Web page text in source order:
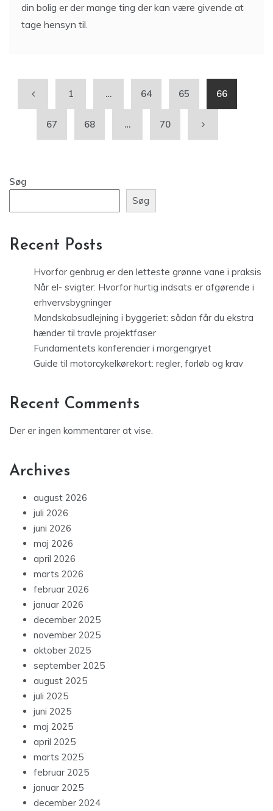
din bolig er der mange ting der kan være givende at
tage hensyn til.
1 … 64 65 66
67 68 … 70
Søg
Søg
Recent Posts
Hvorfor genbrug er den letteste grønne vane i praksis
Når el- svigter: Hvorfor hurtig indsats er afgørende i
erhvervsbygninger
Mandskabsudlejning i byggeriet: sådan får du ekstra
hænder til travle projektfaser
Fundamentets konferencier i morgengryet
Guide til motorcykelkørekort: regler, forløb og krav
Recent Comments
Der er ingen kommentarer at vise.
Archives
august 2026
juli 2026
juni 2026
maj 2026
april 2026
marts 2026
februar 2026
januar 2026
december 2025
november 2025
oktober 2025
september 2025
august 2025
juli 2025
juni 2025
maj 2025
april 2025
marts 2025
februar 2025
januar 2025
december 2024